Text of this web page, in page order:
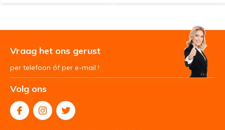
Vraag het ons gerust
per telefoon óf per e-mail !
Volg ons